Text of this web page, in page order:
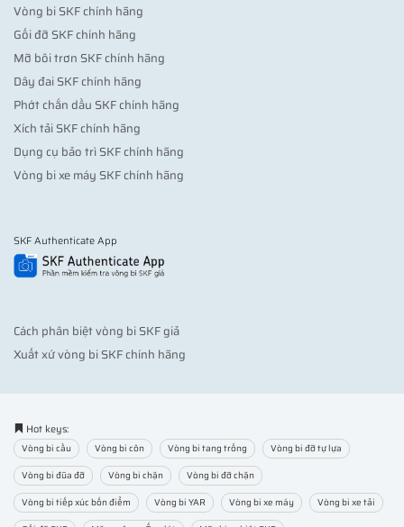
Vòng bi SKF chính hãng
Gối đỡ SKF chính hãng
Mỡ bôi trơn SKF chính hãng
Dây đai SKF chính hãng
Phớt chắn dầu SKF chính hãng
Xích tải SKF chính hãng
Dụng cụ bảo trì SKF chính hãng
Vòng bi xe máy SKF chính hãng
SKF Authenticate App
Cách phân biệt vòng bi SKF giả
Xuất xứ vòng bi SKF chính hãng
Hot keys:
Vòng bi cầu Vòng bi côn Vòng bi tang trống
Vòng bi đỡ tự lựa
Vòng bi đũa đỡ
Vòng bi chặn
Vòng bi đỡ chặn
Vòng bi tiếp xúc bốn điểm
Vòng bi YAR Vòng bi xe máy
Vòng bi xe tải